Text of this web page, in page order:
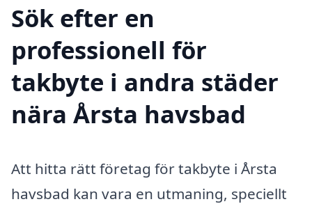
Sök efter en
professionell för
takbyte i andra städer
nära Årsta havsbad
Att hitta rätt företag för takbyte i Årsta
havsbad kan vara en utmaning, speciellt